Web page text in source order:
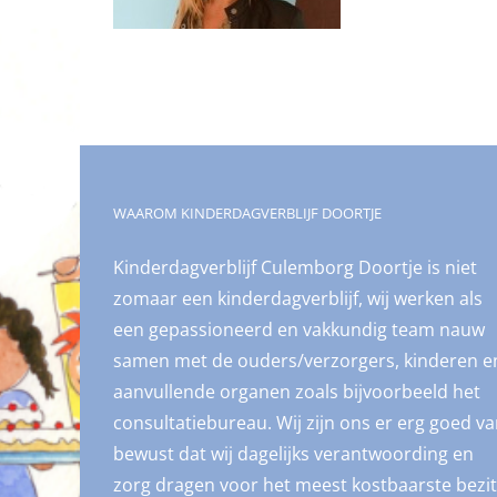
WAAROM KINDERDAGVERBLIJF DOORTJE
Kinderdagverblijf Culemborg Doortje is niet
zomaar een kinderdagverblijf, wij werken als
een gepassioneerd en vakkundig team nauw
samen met de ouders/verzorgers, kinderen
aanvullende organen zoals bijvoorbeeld het
consultatiebureau. Wij zijn ons er erg goed
bewust dat wij dagelijks verantwoording en
zorg dragen voor het meest kostbaarste bezit